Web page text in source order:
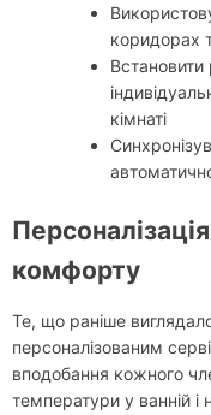
коридорах
Встановити
кімнаті
комфорту
Те, що раніше
персоналізованим
вподобання кожного
температури у ванній і